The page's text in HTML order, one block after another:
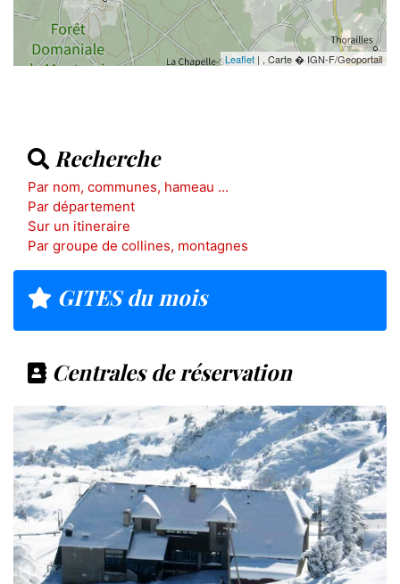
Leaflet | , Carte � IGN-F/Geoportail
Recherche
Par nom, communes, hameau ...
Par département
Sur un itineraire
Par groupe de collines, montagnes
GITES du mois
Centrales de réservation